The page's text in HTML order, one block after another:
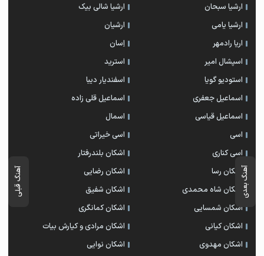
آهنگ بعدی آهنگ قبلی
ارشیا سبحان
ارشیا شالی بیک
ارشیا یامی
ارشیان
اریا رادمهر
اِسان
اسپشال امیر
استرید
استودیو گویا
اسفندیار دیبا
اسماعیل جعفری
اسماعیل قلی زاده
اسماعیل قیاسی
اسمال
اسی
اسی خیراتی
اسی کناری
اشکان بلندرفتار
اشکان رسا
اشکان رضایی
اشکان شاه محمدی
اشکان شفیق
اشکان شمسایی
اشکان‌ کمانگری
اشکان کیانی
اشکان مرادی و کیارش بیات
اشکان مهدوی
اشکان نوایی